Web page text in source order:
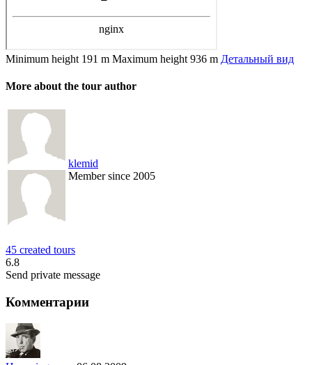
Minimum height 191 m Maximum height 936 m Детальный вид
More about the tour author
klemid
Member since 2005
45 created tours
6.8
Send private message
Комментарии